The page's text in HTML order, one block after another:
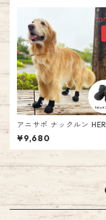
お散歩 お出かけ リーダー
ーク エミリースタイル
tyle
アニサポ ナックルン
サイズ 2本入 左右兼用 前
用 アニフル 日本製 犬用
ーズ 犬用品 足 サポータ
爪 保護 つま先 足先 指先
擦る 跛行 引きずる 介護
ックリング 面ファスナー
グシューズ ペット ドッ
トシューズ 靴 お散歩 2
¥9,680